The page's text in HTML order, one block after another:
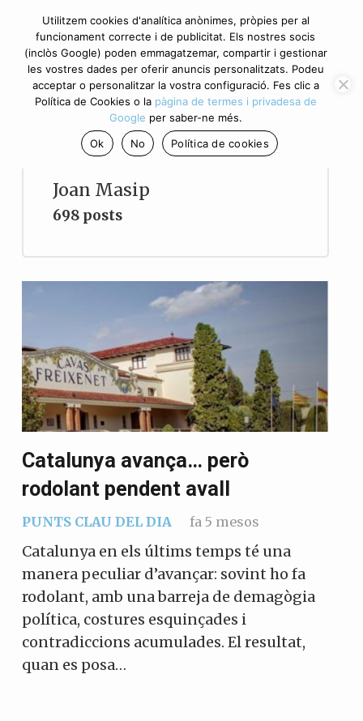
Joan Masip
698 posts
Catalunya avança… però
rodolant pendent avall
PUNTS CLAU DEL DIA fa 5 mesos
Catalunya en els últims temps té una
manera peculiar d’avançar: sovint ho fa
rodolant, amb una barreja de demagògia
política, costures esquinçades i
contradiccions acumulades. El resultat,
quan es posa…
Utilitzem cookies d'analítica anònimes, pròpies per al
funcionament correcte i de publicitat. Els nostres socis
(inclòs Google) poden emmagatzemar, compartir i gestionar
les vostres dades per oferir anuncis personalitzats. Podeu
acceptar o personalitzar la vostra configuració. Fes clic a
Política de Cookies o la pàgina de termes i privadesa de
Google per saber-ne més.
Ok
No Política de cookies